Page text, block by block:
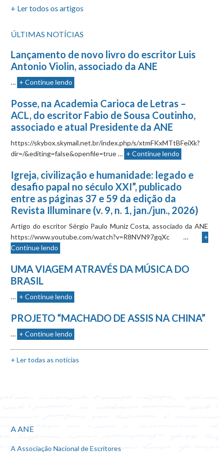
+ Ler todos os artigos
ÚLTIMAS NOTÍCIAS
Lançamento de novo livro do escritor Luis
Antonio Violin, associado da ANE
… + Continue lendo
Posse, na Academia Carioca de Letras –
ACL, do escritor Fabio de Sousa Coutinho,
associado e atual Presidente da ANE
https://skybox.skymail.net.br/index.php/s/xtmFKxMTtBFeiXk?
dir=/&editing=false&openfile=true … + Continue lendo
Igreja, civilização e humanidade: legado e
desafio papal no século XXI”, publicado
entre as páginas 37 e 59 da edição da
Revista Illuminare (v. 9, n. 1, jan./jun., 2026)
Artigo do escritor Sérgio Paulo Muniz Costa, associado da ANE
https://www.youtube.com/watch?v=R8NVN97gqXc …
+
Continue lendo
UMA VIAGEM ATRAVÉS DA MÚSICA DO
BRASIL
… + Continue lendo
PROJETO “MACHADO DE ASSIS NA CHINA”
… + Continue lendo
+ Ler todas as notícias
A ANE
A Associação Nacional de Escritores